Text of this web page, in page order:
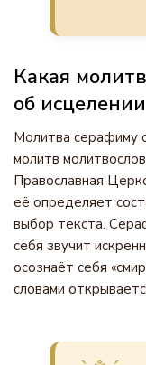
Какая
об
Молитва серафиму
молитв
Православная
её определяет
выбор текста.
себя звучит
осознаёт себя
словами